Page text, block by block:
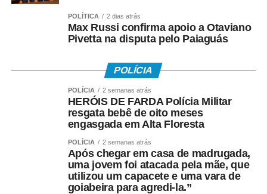
POLÍTICA 2 dias atrás
Max Russi confirma apoio a Otaviano
Pivetta na disputa pelo Paiaguás
POLÍCIA
POLÍCIA 2 semanas atrás
HERÓIS DE FARDA Polícia Militar
resgata bebê de oito meses
engasgada em Alta Floresta
POLÍCIA 2 semanas atrás
Após chegar em casa de madrugada,
uma jovem foi atacada pela mãe, que
utilizou um capacete e uma vara de
goiabeira para agredi-la.”